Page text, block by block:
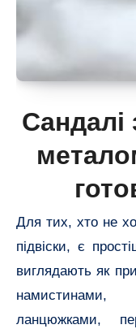
Сандалі
Для тих, хто не
підвіски, є
виглядають як
ланцюжками,